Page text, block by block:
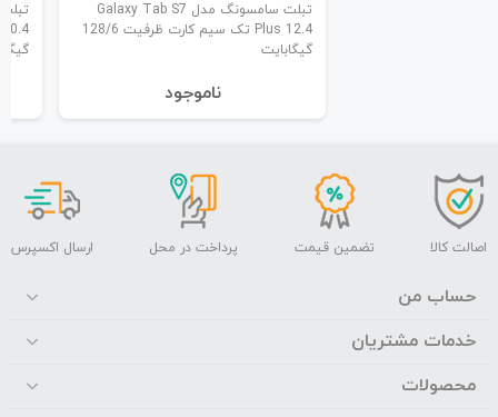
تبلت سامسونگ مدل Galaxy Tab S7
Plus 12.4 تک سیم کارت ظرفیت 128/6
گیگابایت
نا‌موجود
اصالت کالا تضمین قیمت پرداخت در محل ارسال اکسپرس
حساب من
خدمات مشتریان
محصولات